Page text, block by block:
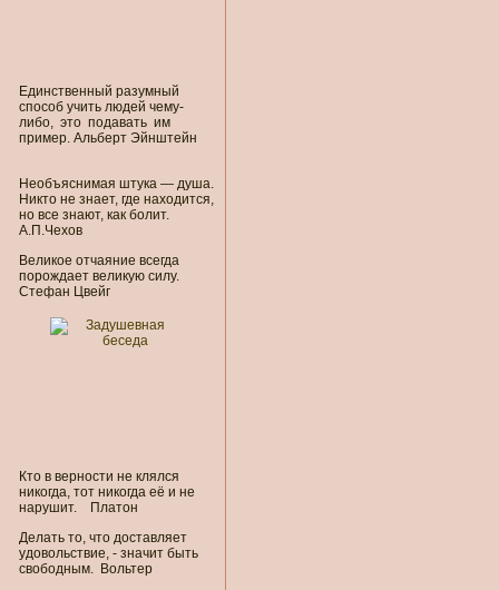
Единственный разумный
способ учить людей чему-
либо, это подавать им
пример. Альберт Эйнштейн
Необъяснимая штука — душа.
Никто не знает, где находится,
но все знают, как болит.
А.П.Чехов
Великое отчаяние всегда
порождает великую силу.
Стефан Цвейг
Кто в верности не клялся
никогда, тот никогда её и не
нарушит. Платон
Делать то, что доставляет
удовольствие, - значит быть
свободным. Вольтер